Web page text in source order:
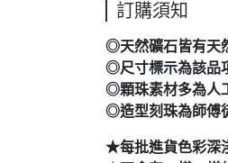
訂購須知
◎天然礦石皆有天
◎尺寸標示為該品
◎顆珠素材多為人
◎造型刻珠為師傅
★每批進貨色彩深